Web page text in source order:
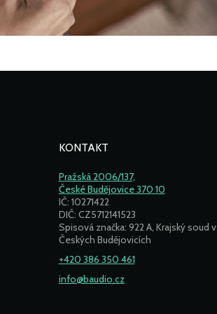
KONTAKT
Pražská 2006/137,
České Budějovice 370 10
IČ: 10271422
DIČ: CZ5712141523
Spisová značka: 922 A, Krajský soud v
Českých Budějovicích
+420 386 350 461
info@baudio.cz